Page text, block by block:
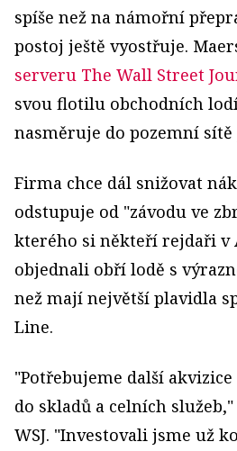
spíše než na námořní
postoj ještě vyostřuje.
serveru The Wall Street
svou flotilu obchodních
nasměruje do pozemní sítě
Firma chce dál snižovat
odstupuje od "závodu ve
kterého si někteří rejdaři v
objednali obří lodě s
než mají největší plavidla
Line.
"Potřebujeme další
do skladů a celních
WSJ. "Investovali jsme už